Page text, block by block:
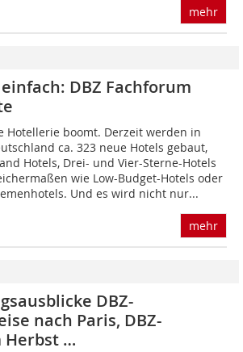
mehr
DBZ Fachforum
Hotellerie boomt. Derzeit werden in
ca. 323 neue Hotels gebaut,
Hotels, Drei- und Vier-Sterne-Hotels
wie Low-Budget-Hotels oder
Und es wird nicht nur...
mehr
DBZ-
nach Paris, DBZ-
Herbst …